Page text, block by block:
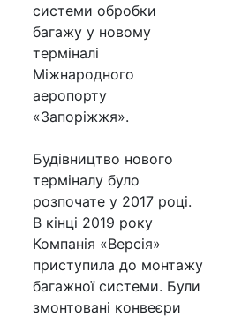
системи обробки
багажу у новому
терміналі
Міжнародного
аеропорту
«Запоріжжя».
Будівництво нового
терміналу було
розпочате у 2017 році.
В кінці 2019 року
Компанія «Версія»
приступила до монтажу
багажної системи. Були
змонтовані конвеєри